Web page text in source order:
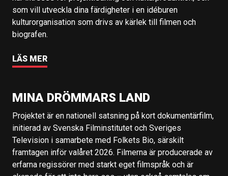
som vill utveckla dina färdigheter i en idéburen
kulturorganisation som drivs av kärlek till filmen och
biografen.
LÄS MER
MINA DRÖMMARS LAND
Projektet är en nationell satsning på kort dokumentärfilm,
initierad av Svenska Filminstitutet och Sveriges
Television i samarbete med Folkets Bio, särskilt
framtagen inför valåret 2026. Filmerna är producerade av
erfarna regissörer med starkt eget filmspråk och är